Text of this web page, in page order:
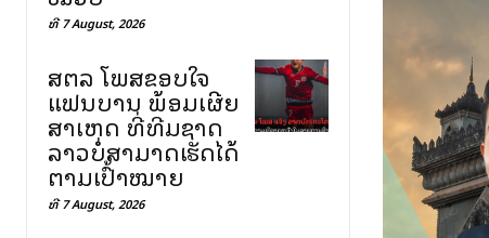
ທີ 7 August, 2026
ສຕລ ໂພສຂອບໃຈ
ແຟນບານ ພ້ອມເຜີຍ
ສາເຫດ ທີ່ທີມຊາດ
ລາວບໍ່ສາມາດເຮັດໄດ້
ຕາມເປົ້າໝາຍ
ທີ 7 August, 2026